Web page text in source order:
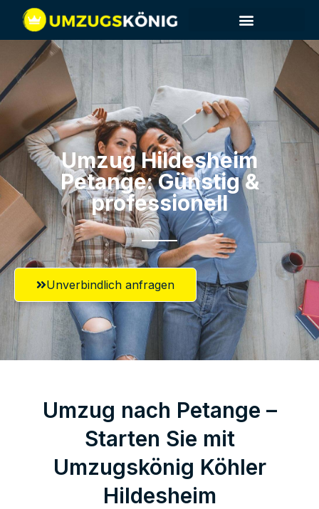
Umzug Hildesheim​
Petange: Günstig &
professionell​
Unverbindlich anfragen
Umzug nach Petange –
Starten Sie mit
Umzugskönig Köhler
Hildesheim